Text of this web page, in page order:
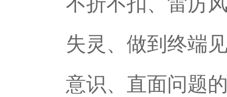
失灵、做到终端
意识、直面问题